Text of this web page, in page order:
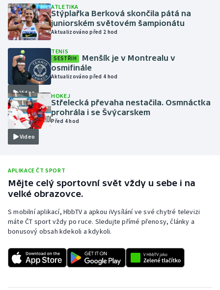
Lyže a snowboard
Moderní pětiboj
Motorsport
Olympijské hry
Parasport
Plavání
Ragby
Rychlobruslení
Rychlostní kanoistika
Short track
ATLETIKA
Stýplařka Berková skončila pátá na
juniorském světovém šampionátu
Aktualizováno před 2 hod
Video
TENIS
SESTŘIH
Menšík je v Montrealu v
osmifinále
Aktualizováno před 4 hod
Video
HOKEJ
Střelecká převaha nestačila. Osmnáctka
prohrála i se Švýcarskem
Před 4 hod
APLIKACE ČT SPORT
Mějte celý sportovní svět vždy u sebe i na
velké obrazovce.
S mobilní aplikací, HbbTV a apkou iVysílání ve své chytré televizi
máte ČT sport vždy po ruce. Sledujte přímé přenosy, články a
bonusový obsah kdekoli a kdykoli.